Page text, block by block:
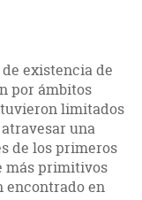
existencia de
por ámbitos
limitados
una
de los primeros
más primitivos
encontrado en